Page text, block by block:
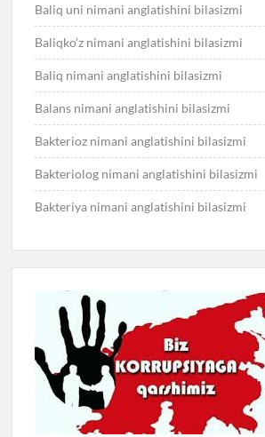
Baliq uni nimani anglatishini bilasizmi
Baliqko’z nimani anglatishini bilasizmi
Baliq nimani anglatishini bilasizmi
Balans nimani anglatishini bilasizmi
Bakterioz nimani anglatishini bilasizmi
Bakteriolog nimani anglatishini bilasizmi
Bakteriya nimani anglatishini bilasizmi